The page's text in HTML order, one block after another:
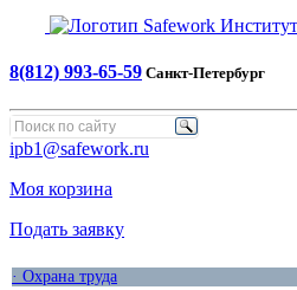
Safework
8(812) 993-65-59 Санкт-Петербург
ipb1@safework.ru
Моя корзина
Подать заявку
· Охрана труда